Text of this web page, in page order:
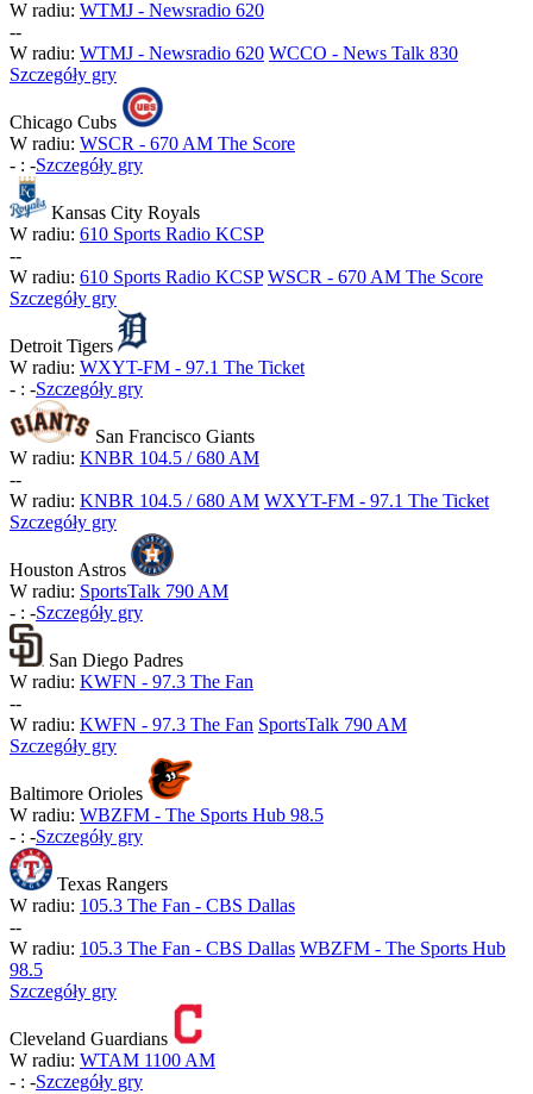
W radiu: WTMJ - Newsradio 620
--
W radiu: WTMJ - Newsradio 620 WCCO - News Talk 830
Szczegóły gry
Chicago Cubs
W radiu: WSCR - 670 AM The Score
- : -Szczegóły gry
Kansas City Royals
W radiu: 610 Sports Radio KCSP
--
W radiu: 610 Sports Radio KCSP WSCR - 670 AM The Score
Szczegóły gry
Detroit Tigers
W radiu: WXYT-FM - 97.1 The Ticket
- : -Szczegóły gry
San Francisco Giants
W radiu: KNBR 104.5 / 680 AM
--
W radiu: KNBR 104.5 / 680 AM WXYT-FM - 97.1 The Ticket
Szczegóły gry
Houston Astros
W radiu: SportsTalk 790 AM
- : -Szczegóły gry
San Diego Padres
W radiu: KWFN - 97.3 The Fan
--
W radiu: KWFN - 97.3 The Fan SportsTalk 790 AM
Szczegóły gry
Baltimore Orioles
W radiu: WBZFM - The Sports Hub 98.5
- : -Szczegóły gry
Texas Rangers
W radiu: 105.3 The Fan - CBS Dallas
--
W radiu: 105.3 The Fan - CBS Dallas WBZFM - The Sports Hub
98.5
Szczegóły gry
Cleveland Guardians
W radiu: WTAM 1100 AM
- : -Szczegóły gry